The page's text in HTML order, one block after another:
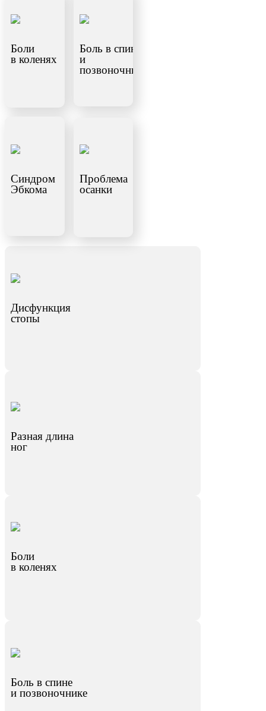
Боли
в коленях
Боль в спине
и
позвоночнике
Синдром
Эбкома
Проблема
осанки
Дисфункция
стопы
Разная длина
ног
Боли
в коленях
Боль в спине
и позвоночнике